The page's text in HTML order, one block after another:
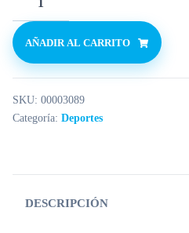
AÑADIR AL CARRITO
SKU: 00003089
Categoría: Deportes
DESCRIPCIÓN